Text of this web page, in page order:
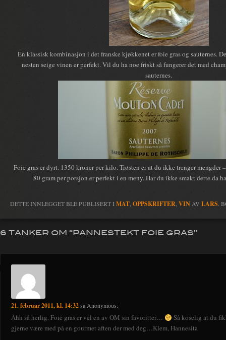
En klassisk kombinasjon i det franske kjøkkenet er foie gras og sauternes.
nesten seige vinen er perfekt. Vil du ha noe friskt så fungerer det med
sauternes.
Foie gras er dyrt. 1350 kroner per kilo. Trøsten er at du ikke trenger mengder
80 gram per porsjon er perfekt i en meny. Har du ikke smakt dette da
DETTE INNLEGGET BLE PUBLISERT IMAT OPPSKRIFTER VIN AV LARS.
6 TANKER OM “PANNESTEKT FOIE GRAS”
21. februar 2011, kl. 14:32saAnonymous:
Åhh så herlig. Foie gras er vel en av OM sin favoritter…
Så koselig at du
gjerne være med på en gourmet aften der med deg…Klem, Hannesita